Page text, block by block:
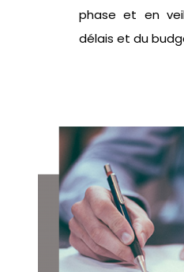
phase et en
délais et du